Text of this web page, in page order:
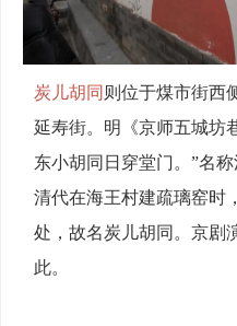
炭儿胡同 则位于煤市街西
延寿街。明《京师五城坊
东小胡同日穿堂门。”名
清代在海王村建疏璃窑时
处，故名炭儿胡同。京剧
此。